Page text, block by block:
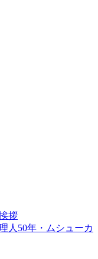
拶
人50年・ムシューカ